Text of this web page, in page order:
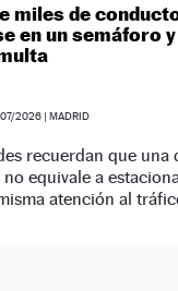
miles de
en un semáforo y
2026 | MADRID
recuerdan que una
equivale a
atención al